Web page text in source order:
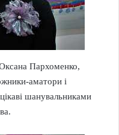
Пархоменко,
аматори і
шанувальниками